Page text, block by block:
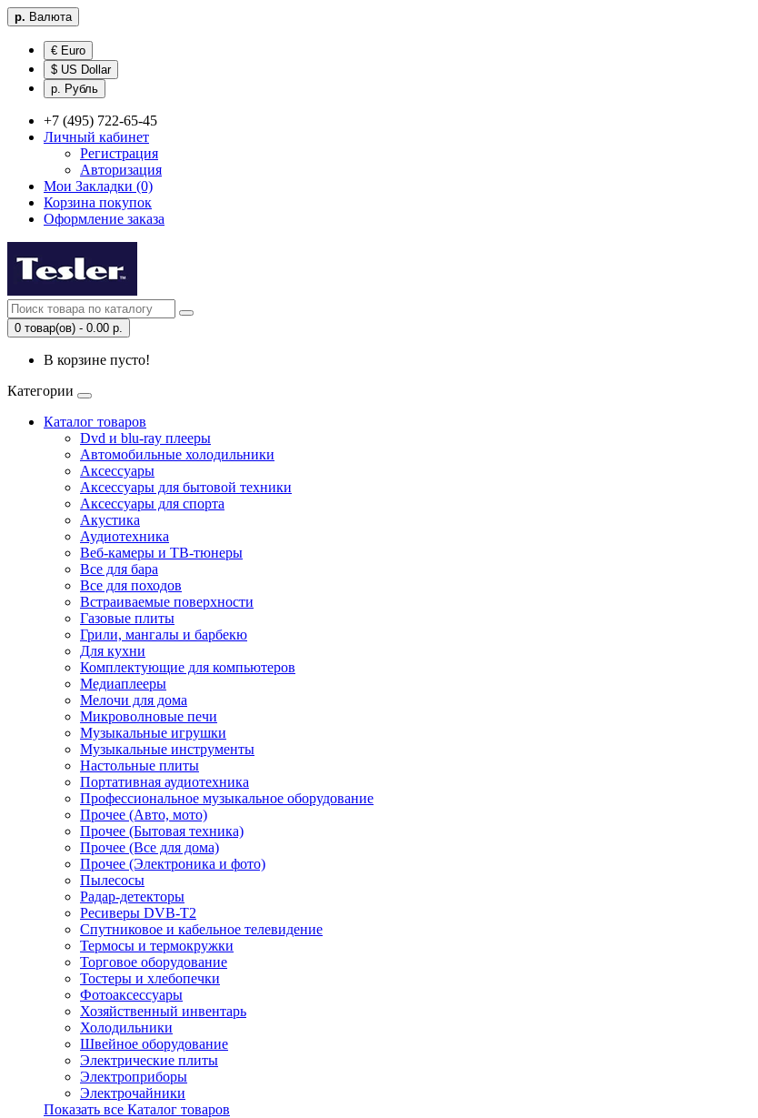
р. Валюта
€ Euro
$ US Dollar
р. Рубль
+7 (495) 722-65-45
Личный кабинет
Регистрация
Авторизация
Мои Закладки (0)
Корзина покупок
Оформление заказа
0 товар(ов) - 0.00 р.
В корзине пусто!
Категории
Каталог товаров
Dvd и blu-ray плееры
Автомобильные холодильники
Аксессуары
Аксессуары для бытовой техники
Аксессуары для спорта
Акустика
Аудиотехника
Веб-камеры и ТВ-тюнеры
Все для бара
Все для походов
Встраиваемые поверхности
Газовые плиты
Грили, мангалы и барбекю
Для кухни
Комплектующие для компьютеров
Медиаплееры
Мелочи для дома
Микроволновые печи
Музыкальные игрушки
Музыкальные инструменты
Настольные плиты
Портативная аудиотехника
Профессиональное музыкальное оборудование
Прочее (Авто, мото)
Прочее (Бытовая техника)
Прочее (Все для дома)
Прочее (Электроника и фото)
Пылесосы
Радар-детекторы
Ресиверы DVB-T2
Спутниковое и кабельное телевидение
Термосы и термокружки
Торговое оборудование
Тостеры и хлебопечки
Фотоаксессуары
Хозяйственный инвентарь
Холодильники
Швейное оборудование
Электрические плиты
Электроприборы
Электрочайники
Показать все Каталог товаров